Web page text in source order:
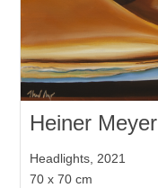
Heiner Meyer
Headlights, 2021
70 x 70 cm